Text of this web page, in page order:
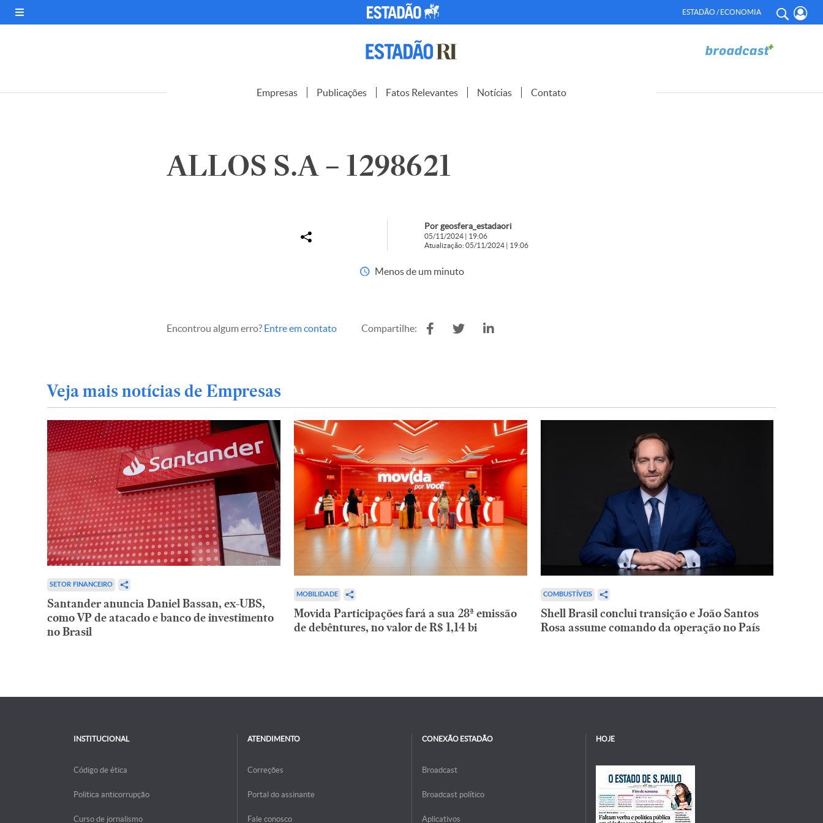
ESTADÃO / ECONOMIA
Empresas Publicações Fatos Relevantes Notícias Contato
ALLOS S.A – 1298621
Por geosfera_estadaori
05/11/2024 | 19:06
Atualização: 05/11/2024 | 19:06
Menos de um minuto
Encontrou algum erro? Entre em contato Compartilhe:
Veja mais notícias de Empresas
SETOR FINANCEIRO
Santander anuncia Daniel Bassan, ex-UBS,
como VP de atacado e banco de investimento
no Brasil
MOBILIDADE
Movida Participações fará a sua 28ª emissão
de debêntures, no valor de R$ 1,14 bi
COMBUSTÍVEIS
Shell Brasil conclui transição e João Santos
Rosa assume comando da operação no País
INSTITUCIONAL
Código de ética
Politica anticorrupção
Curso de jornalismo
ATENDIMENTO
Correções
Portal do assinante
Fale conosco
CONEXÃO ESTADÃO
Broadcast
Broadcast político
Aplicativos
HOJE